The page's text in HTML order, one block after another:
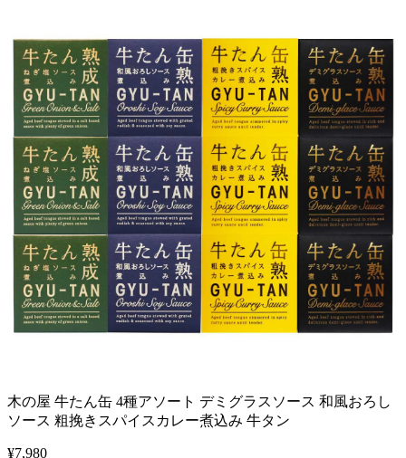
木の屋 牛たん缶 4種アソート デミグラスソース 和風おろし
ソース 粗挽きスパイスカレー煮込み 牛タン
¥7,980